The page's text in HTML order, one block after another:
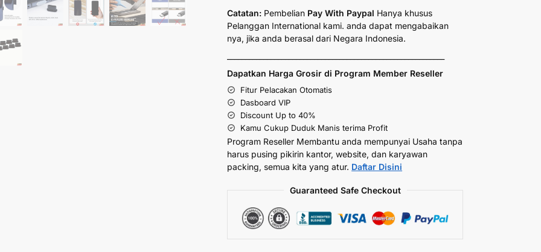
Catatan: Pembelian Pay With Paypal Hanya khusus
Pelanggan International kami. anda dapat mengabaikan
nya, jika anda berasal dari Negara Indonesia.
Dapatkan Harga Grosir di Program Member Reseller
Fitur Pelacakan Otomatis
Dasboard VIP
Discount Up to 40%
Kamu Cukup Duduk Manis terima Profit
Program Reseller Membantu anda mempunyai Usaha tanpa
harus pusing pikirin kantor, website, dan karyawan
packing, semua kita yang atur. Daftar Disini
Guaranteed Safe Checkout